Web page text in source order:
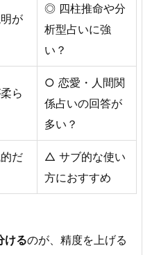
が
◎ 四柱推命や分
析型占いに強
い？
ら
○ 恋愛・人間関
係占いの回答が
多い？
だ
△ サブ的な使い
方におすすめ
けるのが、精度を上げる